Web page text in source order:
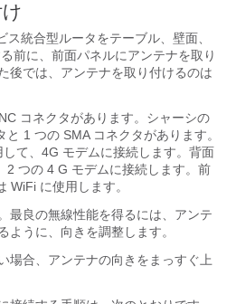
ス統合型ルータをテーブル、壁面、
前に、前面パネルにアンテナを取り
後では、アンテナを取り付けるのは
コネクタがあります。シャーシの
1 つの SMA コネクタがあります。
て、4G モデムに接続します。背面
2 つの 4 G モデムに接続します。前
WiFi に使用します。
最良の無線性能を得るには、アンテ
ように、向きを調整します。
場合、アンテナの向きをまっすぐ上